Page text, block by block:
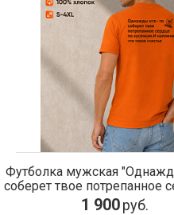
Футболка мужская
соберет твое потрепанное
кусочкам."
1 900руб.